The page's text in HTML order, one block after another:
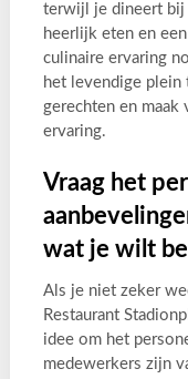
terwijl je dineert bij
heerlijk eten en
culinaire ervaring
het levendige
gerechten en
ervaring.
Vraag het
wat je wilt
Als je niet zeker
Restaurant
idee om het
medewerkers zijn